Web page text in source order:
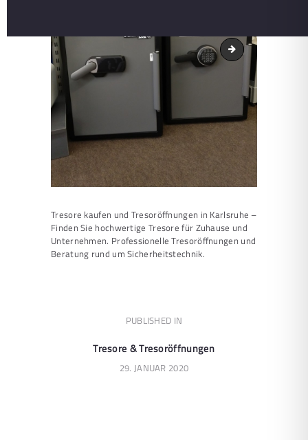
Tresore kaufen
Tresore kaufen und Tresoröffnungen in Karlsruhe –
Finden Sie hochwertige Tresore für Zuhause und
Unternehmen. Professionelle Tresoröffnungen und
Beratung rund um Sicherheitstechnik.
PUBLISHED IN
Tresore & Tresoröffnungen
29. JANUAR 2020